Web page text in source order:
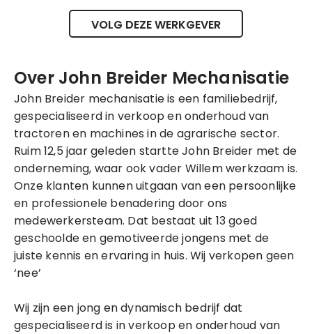
VOLG DEZE WERKGEVER
Over John Breider Mechanisatie
John Breider mechanisatie is een familiebedrijf,
gespecialiseerd in verkoop en onderhoud van
tractoren en machines in de agrarische sector.
Ruim 12,5 jaar geleden startte John Breider met de
onderneming, waar ook vader Willem werkzaam is.
Onze klanten kunnen uitgaan van een persoonlijke
en professionele benadering door ons
medewerkersteam. Dat bestaat uit 13 goed
geschoolde en gemotiveerde jongens met de
juiste kennis en ervaring in huis. Wij verkopen geen
‘nee’
Wij zijn een jong en dynamisch bedrijf dat
gespecialiseerd is in verkoop en onderhoud van